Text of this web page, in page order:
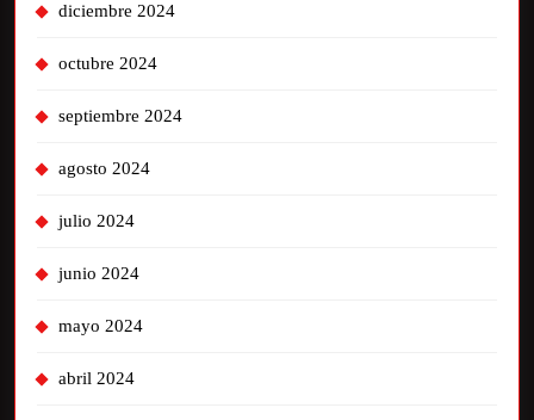
diciembre 2024
octubre 2024
septiembre 2024
agosto 2024
julio 2024
junio 2024
mayo 2024
abril 2024